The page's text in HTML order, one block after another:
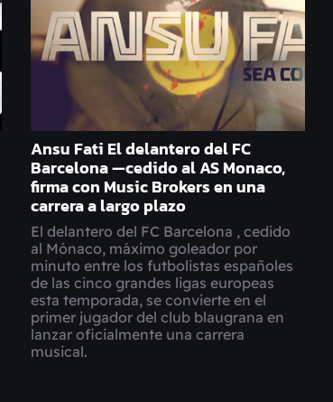
Ansu Fati El delantero del FC
Barcelona —cedido al AS Monaco,
firma con Music Brokers en una
carrera a largo plazo
El delantero del FC Barcelona , cedido
al Mónaco, máximo goleador por
minuto entre los futbolistas españoles
de las cinco grandes ligas europeas
esta temporada, se convierte en el
primer jugador del club blaugrana en
lanzar oficialmente una carrera
musical.